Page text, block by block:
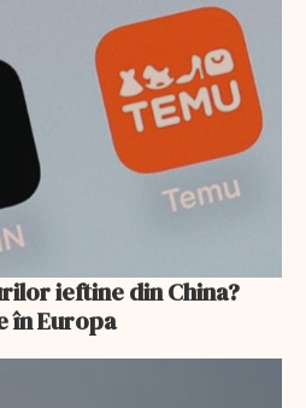
ieftine din China?
în Europa